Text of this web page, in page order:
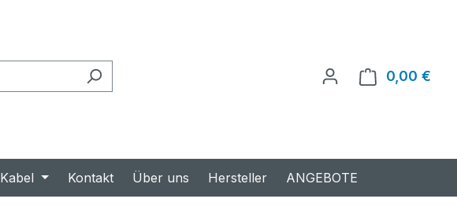
0,00 €
Kabel Kontakt Über uns Hersteller ANGEBOTE